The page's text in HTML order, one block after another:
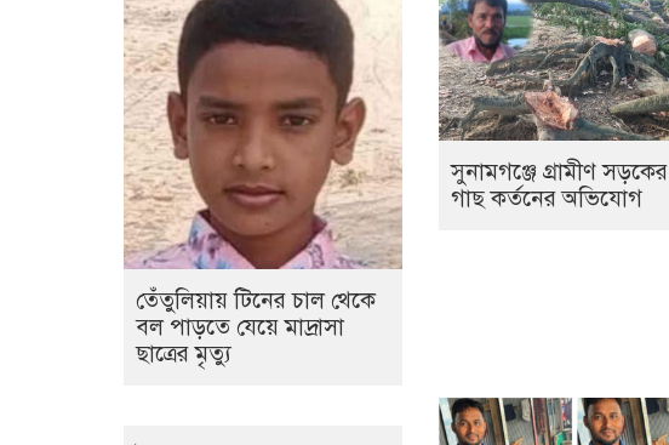
তেঁতুলিয়ায় টিনের চাল থেকে
বল পাড়তে যেয়ে মাদ্রাসা
ছাত্রের মৃত্যু
সুনামগঞ্জে গ্রামীণ সড়কের
গাছ কর্তনের অভিযোগ